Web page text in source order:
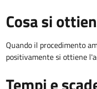
Cosa si
Quando il procedimento
positivamente si ottiene